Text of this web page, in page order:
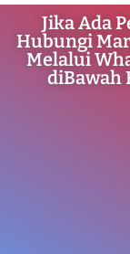
Jika Ada
Hubungi
Melalui
diBawah